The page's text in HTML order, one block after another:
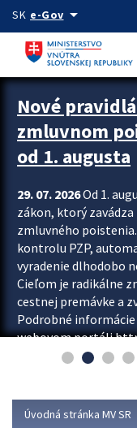
Preskocit na hlavný obsah
SK e-Govarrow_drop_down
Zastavit automatický
Nové
zmluvnom
od 1. augusta
29. 07. 2026Od 1.
zákon, ktorý
zmluvného
kontrolu PZP,
vyradenie dlhodobo
Cieľom je radikálne
cestnej premávke a
Podrobné
webovom portáli
ktorom od augusta
Úvodná stránka MV SR